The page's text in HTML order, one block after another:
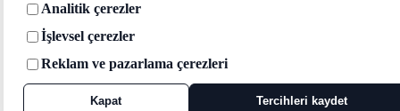
Analitik çerezler
İşlevsel çerezler
Reklam ve pazarlama çerezleri
Kapat Tercihleri kaydet